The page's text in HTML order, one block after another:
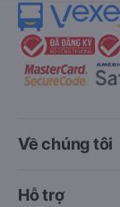
Về chúng tôi
Hỗ trợ